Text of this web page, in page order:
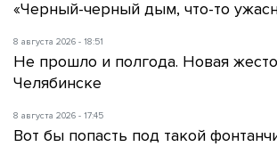
«Черный-черный дым, что-то
8 августа 2026 - 18:51
Не прошло и полгода. Новая
Челябинске
8 августа 2026 - 17:45
Вот бы попасть под такой